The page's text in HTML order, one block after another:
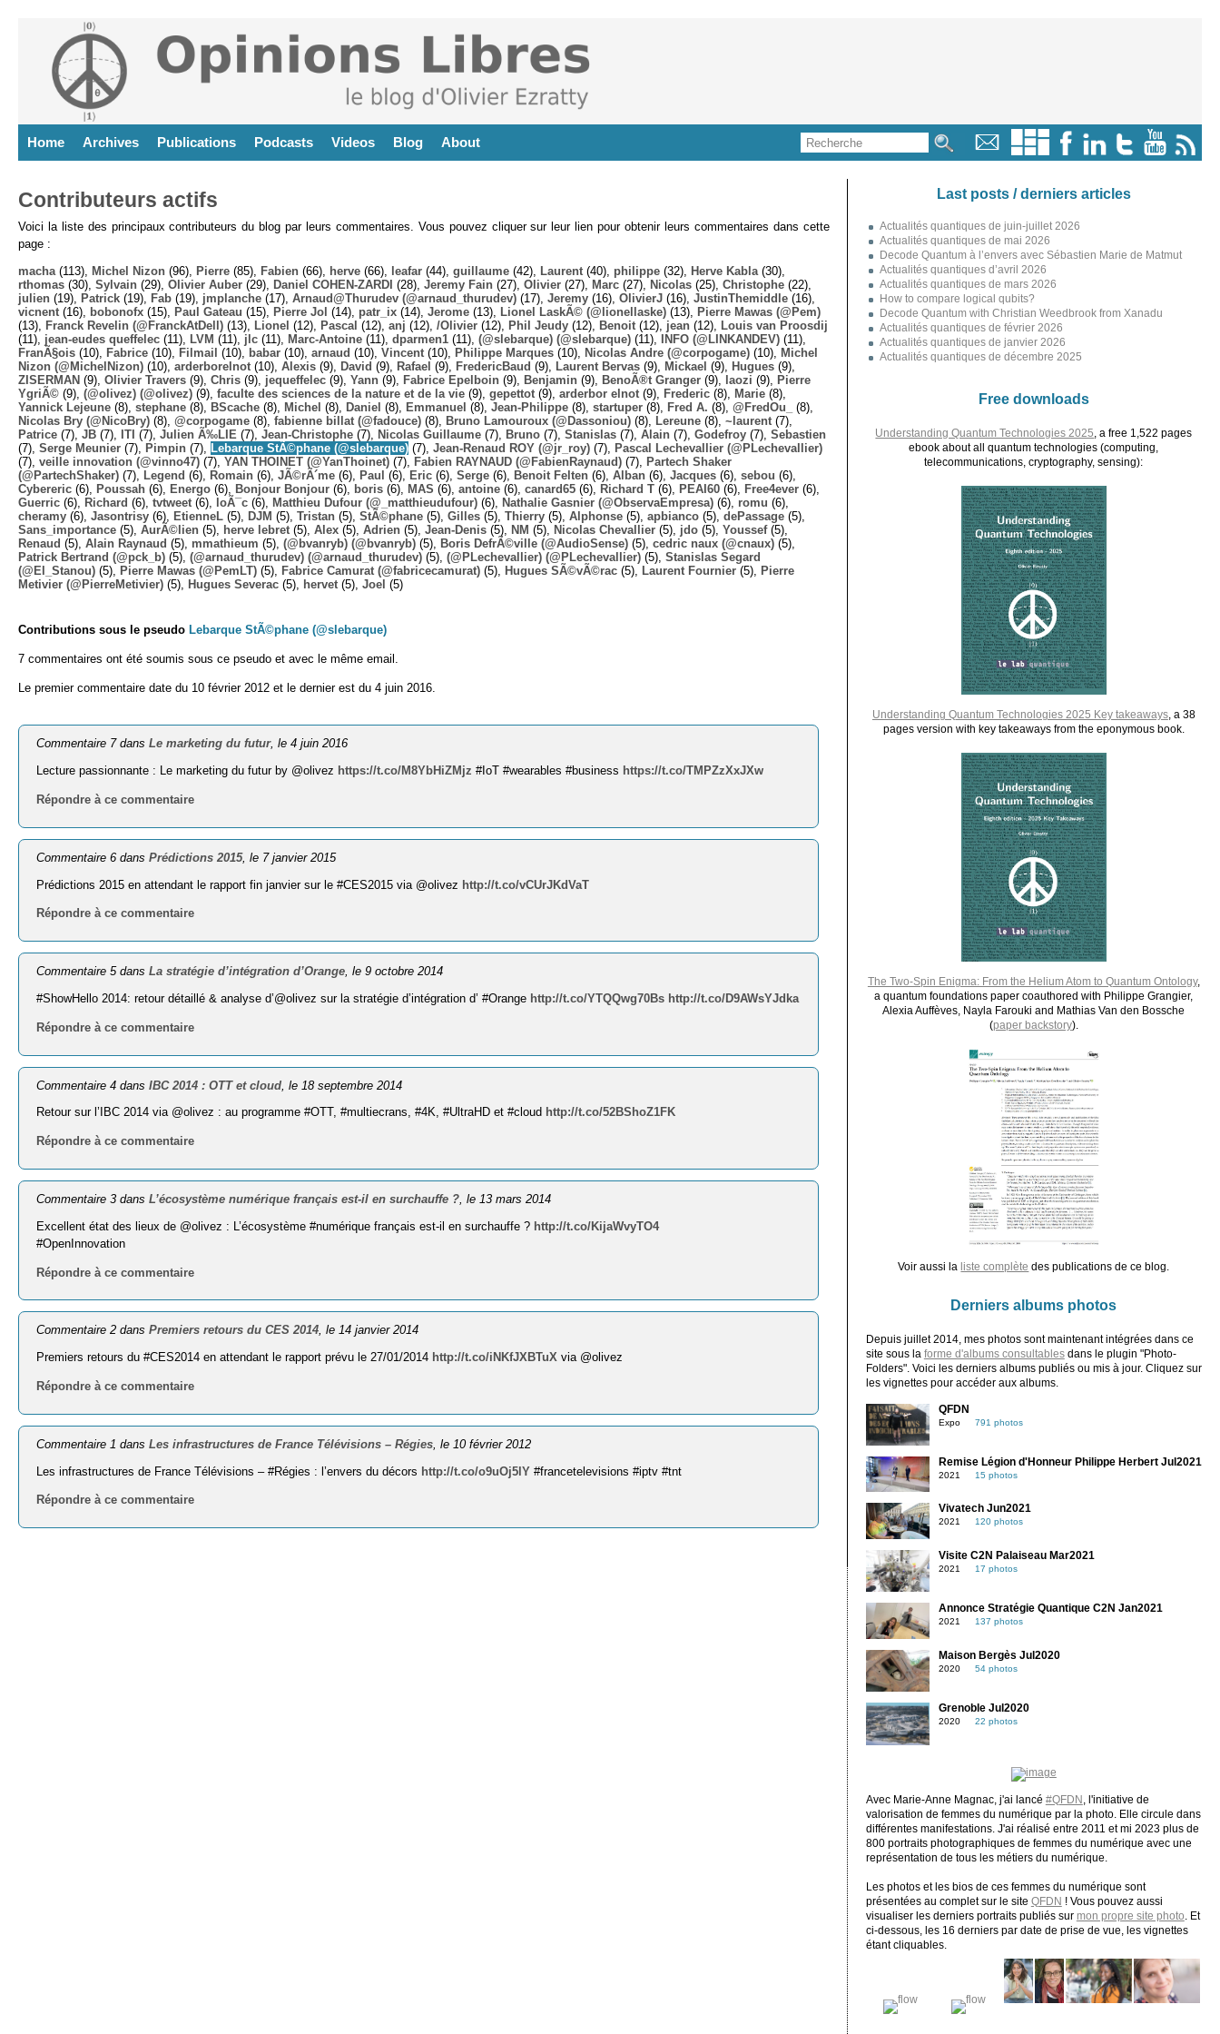
Home Archives Publications Podcasts Videos Blog About
Contributeurs actifs
Voici la liste des principaux contributeurs du blog par leurs commentaires. Vous pouvez cliquer sur leur lien pour obtenir leurs commentaires dans cette
page :
macha (113), Michel Nizon (96), Pierre (85), Fabien (66), herve (66), leafar (44), guillaume (42), Laurent (40), philippe (32), Herve Kabla (30),
rthomas (30), Sylvain (29), Olivier Auber (29), Daniel COHEN-ZARDI (28), Jeremy Fain (27), Olivier (27), Marc (27), Nicolas (25), Christophe (22),
julien (19), Patrick (19), Fab (19), jmplanche (17), Arnaud@Thurudev (@arnaud_thurudev) (17), Jeremy (16), OlivierJ (16), JustinThemiddle (16),
vicnent (16), bobonofx (15), Paul Gateau (15), Pierre Jol (14), patr_ix (14), Jerome (13), Lionel LaskÃ© (@lionellaske) (13),
Pierre Mawas (@Pem)
(13),
Franck Revelin (@FranckAtDell) (13), Lionel (12), Pascal (12), anj (12), /Olivier (12), Phil Jeudy (12), Benoit (12), jean (12),
Louis van Proosdij
(11), jean-eudes queffelec (11), LVM (11), jlc (11), Marc-Antoine (11), dparmen1 (11), (@slebarque) (@slebarque) (11), INFO (@LINKANDEV) (11),
FranÃ§ois (10), Fabrice (10), Filmail (10), babar (10), arnaud (10), Vincent (10), Philippe Marques (10), Nicolas Andre (@corpogame) (10),
Michel
Nizon (@MichelNizon) (10), arderborelnot (10), Alexis (9), David (9), Rafael (9), FredericBaud (9), Laurent Bervas (9), Mickael (9), Hugues (9),
ZISERMAN (9), Olivier Travers (9), Chris (9), jequeffelec (9), Yann (9), Fabrice Epelboin (9), Benjamin (9), BenoÃ®t Granger (9), laozi (9),
Pierre
YgriÃ© (9), (@olivez) (@olivez) (9), faculte des sciences de la nature et de la vie (9), gepettot (9), arderbor elnot (9), Frederic (8), Marie (8),
Yannick Lejeune (8), stephane (8), BScache (8), Michel (8), Daniel (8), Emmanuel (8), Jean-Philippe (8), startuper (8), Fred A. (8), @FredOu_
(8),
Nicolas Bry (@NicoBry) (8), @corpogame (8), fabienne billat (@fadouce) (8), Bruno Lamouroux (@Dassoniou) (8), Lereune (8), ~laurent (7),
Patrice (7), JB (7), ITI (7), Julien Ã‰LIE (7), Jean-Christophe (7), Nicolas Guillaume (7), Bruno (7), Stanislas (7), Alain (7), Godefroy (7), Sebastien
(7), Serge Meunier (7), Pimpin (7), Lebarque StÃ©phane (@slebarque) (7), Jean-Renaud ROY (@jr_roy) (7),
Pascal Lechevallier (@PLechevallier)
(7), veille innovation (@vinno47) (7), YAN THOINET (@YanThoinet) (7), Fabien RAYNAUD (@FabienRaynaud) (7),
Partech Shaker
(@PartechShaker) (7), Legend (6), Romain (6), JÃ©rÃ´me (6), Paul (6), Eric (6), Serge (6), Benoit Felten (6), Alban (6), Jacques (6), sebou (6),
Cybereric (6), Poussah (6), Energo (6), Bonjour Bonjour (6), boris (6), MAS (6), antoine (6), canard65 (6), Richard T (6), PEAI60 (6), Free4ever (6),
Guerric (6), Richard (6), tvtweet (6), loÃ¯c (6), Matthieu Dufour (@_matthieudufour) (6), Nathalie Gasnier (@ObservaEmpresa) (6), romu (6),
cheramy (6), Jasontrisy (6), EtienneL (5), DJM (5), Tristan (5), StÃ©phane (5), Gilles (5), Thierry (5), Alphonse (5), apbianco (5), dePassage (5),
Sans_importance (5), AurÃ©lien (5), herve lebret (5), Alex (5), Adrien (5), Jean-Denis (5), NM (5), Nicolas Chevallier (5), jdo (5), Youssef(5),
Renaud (5), Alain Raynaud (5), mmathieum (5), (@bvanryb) (@bvanryb) (5), Boris DefrÃ©ville (@AudioSense) (5), cedric naux (@cnaux) (5),
Patrick Bertrand (@pck_b) (5), (@arnaud_thurudev) (@arnaud_thurudev) (5), (@PLechevallier) (@PLechevallier) (5), Stanislas Segard
(@El_Stanou) (5), Pierre Mawas (@PemLT) (5), Fabrice Camurat (@fabricecamurat) (5), Hugues SÃ©vÃ©rac (5), Laurent Fournier (5),
Pierre
Metivier (@PierreMetivier) (5), Hugues Severac (5), hervet (5), Joel (5)
Contributions sous le pseudo Lebarque StÃ©phane (@slebarque)
7 commentaires ont été soumis sous ce pseudo et avec le même email.
Le premier commentaire date du 10 février 2012 et le dernier est du 4 juin 2016.
Commentaire 7 dansLe marketing du futur, le 4 juin 2016
Lecture passionnante : Le marketing du futur by @olivez https://t.co/M8YbHiZMjz #IoT #wearables #business https://t.co/TMPZzXxJXw
Répondre à ce commentaire
Commentaire 6 dansPrédictions 2015, le 7 janvier 2015
Prédictions 2015 en attendant le rapport fin janvier sur le #CES2015 via @olivez http://t.co/vCUrJKdVaT
Répondre à ce commentaire
Commentaire 5 dansLa stratégie d’intégration d’Orange, le 9 octobre 2014
#ShowHello 2014: retour détaillé & analyse d’@olivez sur la stratégie d’intégration d’ #Orange http://t.co/YTQQwg70Bs http://t.co/D9AWsYJdka
Répondre à ce commentaire
Commentaire 4 dansIBC 2014 : OTT et cloud , le 18 septembre 2014
Retour sur l’IBC 2014 via @olivez : au programme #OTT, #multiecrans, #4K, #UltraHD et #cloud http://t.co/52BShoZ1FK
Répondre à ce commentaire
Commentaire 3 dansL’écosystème numérique français est-il en surchauffe ? , le 13 mars 2014
Excellent état des lieux de @olivez : L’écosystème #numérique français est-il en surchauffe ? http://t.co/KijaWvyTO4
#OpenInnovation
Répondre à ce commentaire
Commentaire 2 dansPremiers retours du CES 2014, le 14 janvier 2014
Premiers retours du #CES2014 en attendant le rapport prévu le 27/01/2014 http://t.co/iNKfJXBTuX via @olivez
Répondre à ce commentaire
Commentaire 1 dansLes infrastructures de France Télévisions – Régies , le 10 février 2012
Les infrastructures de France Télévisions – #Régies : l’envers du décors http://t.co/o9uOj5lY #francetelevisions #iptv #tnt
Répondre à ce commentaire
Last posts / derniers articles
Actualités quantiques de juin-juillet 2026
Actualités quantiques de mai 2026
Decode Quantum à l’envers avec Sébastien Marie de Matmut
Actualités quantiques d’avril 2026
Actualités quantiques de mars 2026
How to compare logical qubits?
Decode Quantum with Christian Weedbrook from Xanadu
Actualités quantiques de février 2026
Actualités quantiques de janvier 2026
Actualités quantiques de décembre 2025
Free downloads
Understanding Quantum Technologies 2025 , a free 1,522 pages
ebook about all quantum technologies (computing,
telecommunications, cryptography, sensing):
Understanding Quantum Technologies 2025 Key takeaways, a 38
pages version with key takeaways from the eponymous book.
The Two-Spin Enigma: From the Helium Atom to Quantum Ontology,
a quantum foundations paper coauthored with Philippe Grangier,
Alexia Auffèves, Nayla Farouki and Mathias Van den Bossche
(paper backstory).
Voir aussi la liste complète des publications de ce blog.
Derniers albums photos
Depuis juillet 2014, mes photos sont maintenant intégrées dans ce
site sous la forme d'albums consultablesdans le plugin "Photo-
Folders". Voici les derniers albums publiés ou mis à jour. Cliquez sur
les vignettes pour accéder aux albums.
QFDN
Expo 791 photos
Remise Légion d'Honneur Philippe Herbert Jul2021
2021 15 photos
Vivatech Jun2021
2021 120 photos
Visite C2N Palaiseau Mar2021
2021 17 photos
Annonce Stratégie Quantique C2N Jan2021
2021 137 photos
Maison Bergès Jul2020
2020 54 photos
Grenoble Jul2020
2020 22 photos
Avec Marie-Anne Magnac, j'ai lancé #QFDN
, l'initiative de
valorisation de femmes du numérique par la photo. Elle circule dans
différentes manifestations. J'ai réalisé entre 2011 et mi 2023 plus de
800 portraits photographiques de femmes du numérique avec une
représentation de tous les métiers du numérique.
Les photos et les bios de ces femmes du numérique sont
présentées au complet sur le site QFDN ! Vous pouvez aussi
visualiser les derniers portraits publiés sur mon propre site photo . Et
ci-dessous, les 16 derniers par date de prise de vue, les vignettes
étant cliquables.